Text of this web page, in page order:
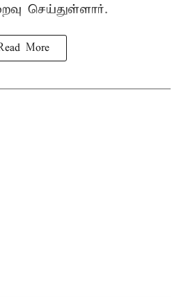
செய்துள்ளார்.
More